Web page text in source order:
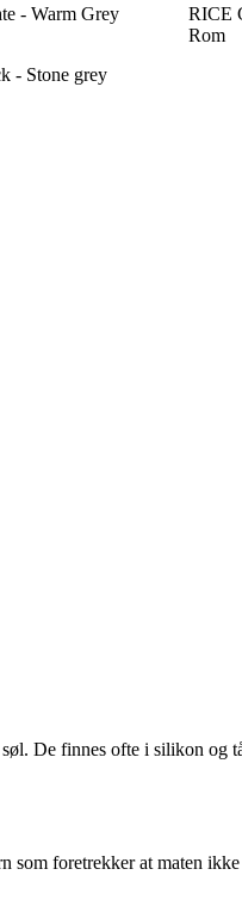
- Warm Grey
RICE
Rom
- Stone grey
De finnes ofte i silikon og
som foretrekker at maten